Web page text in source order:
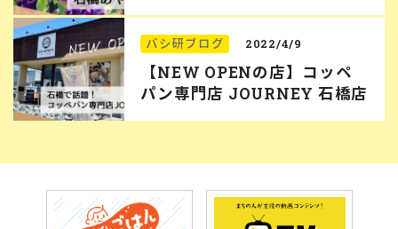
バシ研ブログ 2022/4/9
【NEW OPENの店】コッペ
パン専門店 JOURNEY 石橋店